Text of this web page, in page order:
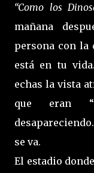
“Como los
mañana
persona con la
está en tu
echas la vista
que eran “
se va.
El estadio